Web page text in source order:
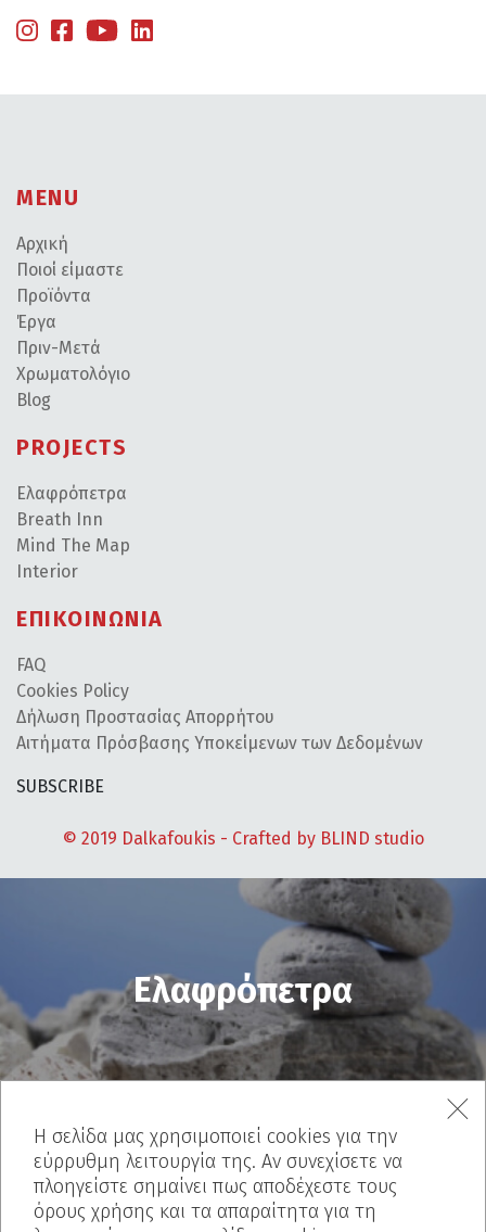
MENU
Αρχική
Ποιοί είμαστε
Προϊόντα
Έργα
Πριν-Μετά
Χρωματολόγιο
Blog
PROJECTS
Ελαφρόπετρα
Breath Inn
Mind The Map
Interior
ΕΠΙΚΟΙΝΩΝΙΑ
FAQ
Cookies Policy
Δήλωση Προστασίας Απορρήτου
Αιτήματα Πρόσβασης Υποκείμενων των Δεδομένων
SUBSCRIBE
© 2019 Dalkafoukis - Crafted by BLIND studio
Ελαφρόπετρα
Ιnterior
Η σελίδα μας χρησιμοποιεί cookies για την
εύρρυθμη λειτουργία της. Αν συνεχίσετε να
πλοηγείστε σημαίνει πως αποδέχεστε τους
όρους χρήσης και τα απαραίτητα για τη